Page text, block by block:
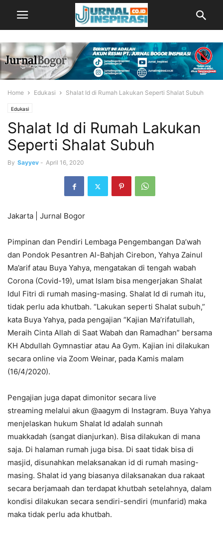
Home Edukasi Shalat Id di Rumah Lakukan Seperti Shalat Subuh
Edukasi
Shalat Id di Rumah Lakukan
Seperti Shalat Subuh
By Sayyev - April 16, 2020
Jakarta | Jurnal Bogor
Pimpinan dan Pendiri Lembaga Pengembangan Da’wah
dan Pondok Pesantren Al-Bahjah Cirebon, Yahya Zainul
Ma’arif atau Buya Yahya, mengatakan di tengah wabah
Corona (Covid-19), umat Islam bisa mengerjakan Shalat
Idul Fitri di rumah masing-masing. Shalat Id di rumah itu,
tidak perlu ada khutbah. “Lakukan seperti Shalat subuh,”
kata Buya Yahya, pada pengajian “Kajian Ma’rifatullah,
Meraih Cinta Allah di Saat Wabah dan Ramadhan” bersama
KH Abdullah Gymnastiar atau Aa Gym. Kajian ini dilakukan
secara online via Zoom Weinar, pada Kamis malam
(16/4/2020).
Pengajian juga dapat dimonitor secara live
streaming melalui akun @aagym di Instagram. Buya Yahya
menjelaskan hukum Shalat Id adalah sunnah
muakkadah (sangat dianjurkan). Bisa dilakukan di mana
saja. Di halaman rumah juga bisa. Di saat tidak bisa di
masjid, disunahkan melaksanakan id di rumah masing-
masing. Shalat id yang biasanya dilaksanakan dua rakaat
secara berjamaah dan terdapat khutbah setelahnya, dalam
kondisi dilakukan secara sendiri-sendiri (munfarid) maka
maka tidak perlu ada khutbah.